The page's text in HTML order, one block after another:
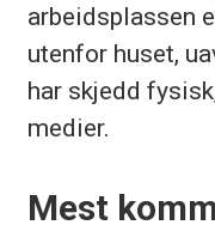
arbeidsplassen
utenfor huset,
har skjedd
medier.
Mest